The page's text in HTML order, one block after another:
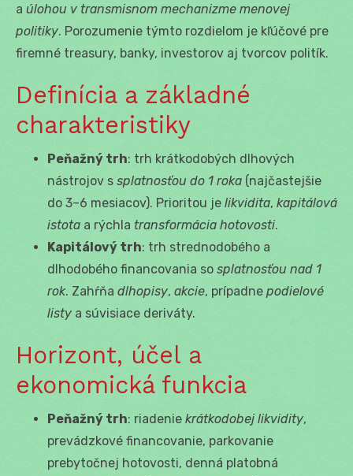
a úlohou v transmisnom mechanizme menovej
politiky. Porozumenie týmto rozdielom je kľúčové pre
firemné treasury, banky, investorov aj tvorcov politík.
Definícia a základné
charakteristiky
Peňažný trh: trh krátkodobých dlhových
nástrojov s splatnosťou do 1 roka (najčastejšie
do 3–6 mesiacov). Prioritou je likvidita, kapitálová
istota a rýchla transformácia hotovosti.
Kapitálový trh: trh strednodobého a
dlhodobého financovania so splatnosťou nad 1
rok. Zahŕňa dlhopisy, akcie, prípadne podielové
listy a súvisiace deriváty.
Horizont, účel a
ekonomická funkcia
Peňažný trh: riadenie krátkodobej likvidity,
prevádzkové financovanie, parkovanie
prebytočnej hotovosti, denná platobná